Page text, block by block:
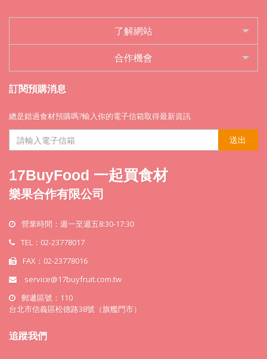
了解網站
合作機會
訂閱預購消息
總是錯過食材預購嗎?輸入你的電子信箱取得最新資訊
送出
17BuyFood 一起買食材
樂果合作有限公司
營業時間：週一至週五8:30-17:30
TEL：02-23778017
FAX：02-23778016
service@17buyfruit.com.tw
郵遞區號：110
台北市信義區松德路38號（旗艦門市）
追蹤我們